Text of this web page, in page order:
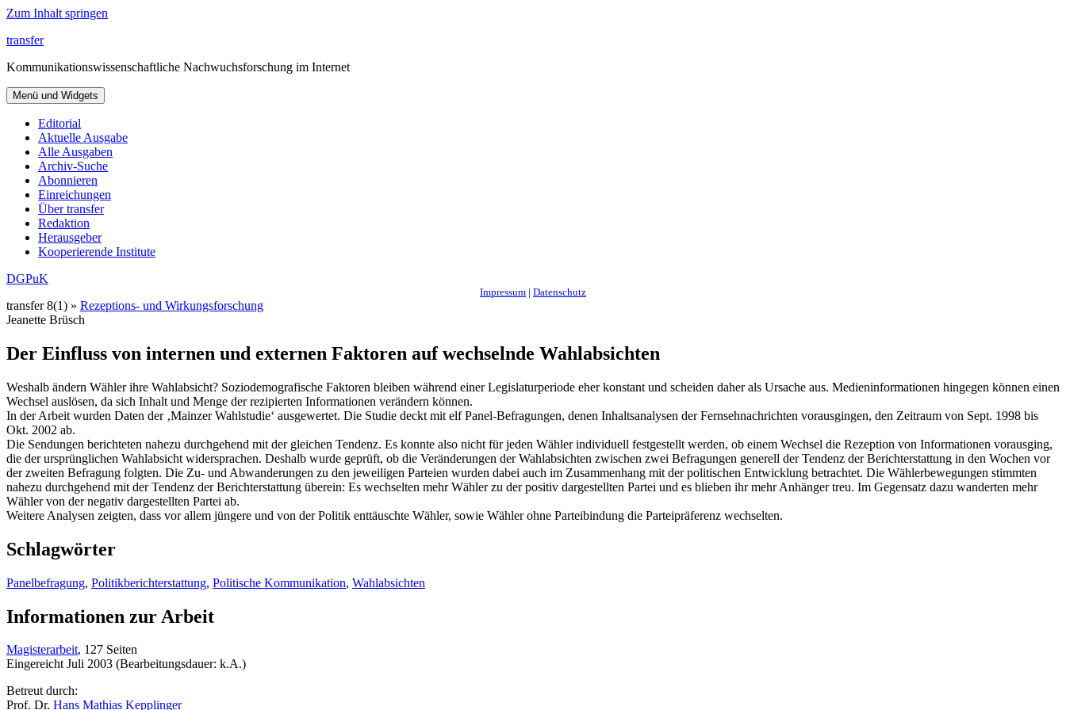
Zum Inhalt springen
transfer
Kommunikationswissenschaftliche Nachwuchsforschung im Internet
Menü und Widgets
Editorial
Aktuelle Ausgabe
Alle Ausgaben
Archiv-Suche
Abonnieren
Einreichungen
Über transfer
Redaktion
Herausgeber
Kooperierende Institute
DGPuK
Impressum | Datenschutz
transfer 8(1) » Rezeptions- und Wirkungsforschung
Jeanette Brüsch
Der Einfluss von internen und externen Faktoren auf wechselnde Wahlabsichten
Weshalb ändern Wähler ihre Wahlabsicht? Soziodemografische Faktoren bleiben während einer Legislaturperiode eher konstant und scheiden daher als Ursache aus. Medieninformationen hingegen können einen
Wechsel auslösen, da sich Inhalt und Menge der rezipierten Informationen verändern können.
In der Arbeit wurden Daten der ‚Mainzer Wahlstudie‘ ausgewertet. Die Studie deckt mit elf Panel-Befragungen, denen Inhaltsanalysen der Fernsehnachrichten vorausgingen, den Zeitraum von Sept. 1998 bis
Okt. 2002 ab.
Die Sendungen berichteten nahezu durchgehend mit der gleichen Tendenz. Es konnte also nicht für jeden Wähler individuell festgestellt werden, ob einem Wechsel die Rezeption von Informationen vorausging,
die der ursprünglichen Wahlabsicht widersprachen. Deshalb wurde geprüft, ob die Veränderungen der Wahlabsichten zwischen zwei Befragungen generell der Tendenz der Berichterstattung in den Wochen vor
der zweiten Befragung folgten. Die Zu- und Abwanderungen zu den jeweiligen Parteien wurden dabei auch im Zusammenhang mit der politischen Entwicklung betrachtet. Die Wählerbewegungen stimmten
nahezu durchgehend mit der Tendenz der Berichterstattung überein: Es wechselten mehr Wähler zu der positiv dargestellten Partei und es blieben ihr mehr Anhänger treu. Im Gegensatz dazu wanderten mehr
Wähler von der negativ dargestellten Partei ab.
Weitere Analysen zeigten, dass vor allem jüngere und von der Politik enttäuschte Wähler, sowie Wähler ohne Parteibindung die Parteipräferenz wechselten.
Schlagwörter
Panelbefragung, Politikberichterstattung, Politische Kommunikation, Wahlabsichten
Informationen zur Arbeit
Magisterarbeit, 127 Seiten
Eingereicht Juli 2003 (Bearbeitungsdauer: k.A.)
Betreut durch:
Prof. Dr. Hans Mathias Kepplinger